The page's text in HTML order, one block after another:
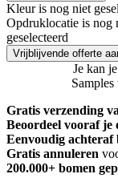
Kleur is nog niet
Opdruklocatie is nog
geselecteerd
Vrijblijvende offerte
Je kan
Gratis verzending
Beoordeel vooraf je
Eenvoudig achteraf
Gratis annuleren
200.000+ bomen